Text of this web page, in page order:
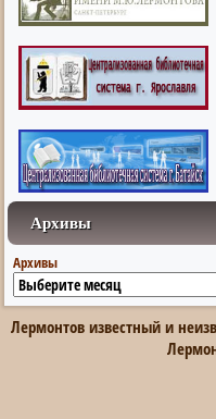
Архивы
Архивы
Лермонтов известный и